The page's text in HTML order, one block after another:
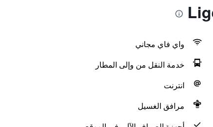
واي فاي مجاني
خدمة النقل من وإلى المطار
انترنت
مرافق الغسيل